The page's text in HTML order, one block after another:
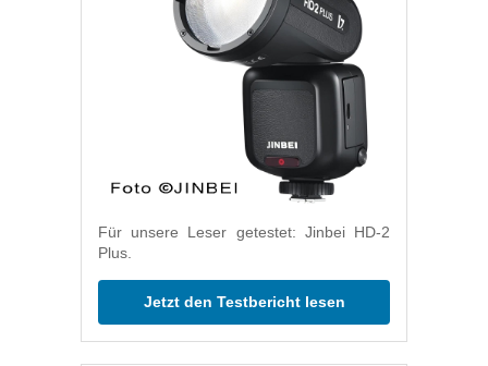
Für unsere Leser getestet: Jinbei HD-2
Plus.
Jetzt den Testbericht lesen